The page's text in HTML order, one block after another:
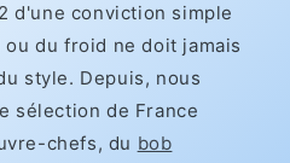
d'une conviction simple
du froid ne doit jamais
style. Depuis, nous
sélection de France
chefs, du bob